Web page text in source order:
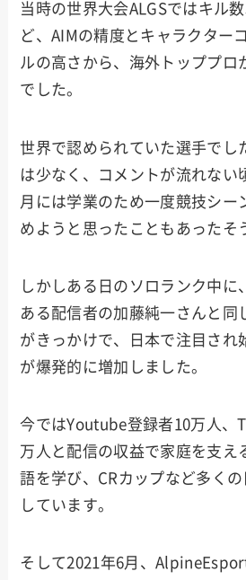
当時の世界大会ALGSではキル
ど、AIMの精度とキャラクター
ルの高さから、海外トッププロ
でした。
世界で認められていた選手でし
は少なく、コメントが流れない
月には学業のため一度競技シー
めようと思ったこともあったそ
しかしある日のソロランク中に
ある配信者の加藤純一さんと同
がきっかけで、日本で注目され
が爆発的に増加しました。
今ではYoutube登録者10万人、
万人と配信の収益で家庭を支え
語を学び、CRカップなど多く
しています。
そして2021年6月、